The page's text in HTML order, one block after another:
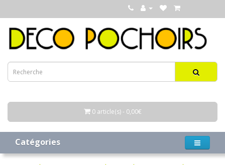
0 article(s) - 0,00€
Catégories